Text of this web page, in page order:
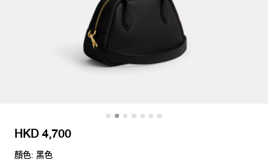
HKD 4,700
顏色: 黑色